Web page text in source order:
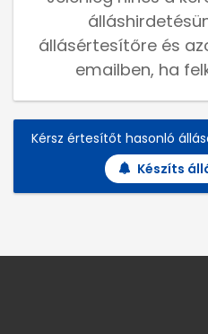
állásértesítőre és
emailben, ha
Kérsz értesítőt hasonló
Készíts